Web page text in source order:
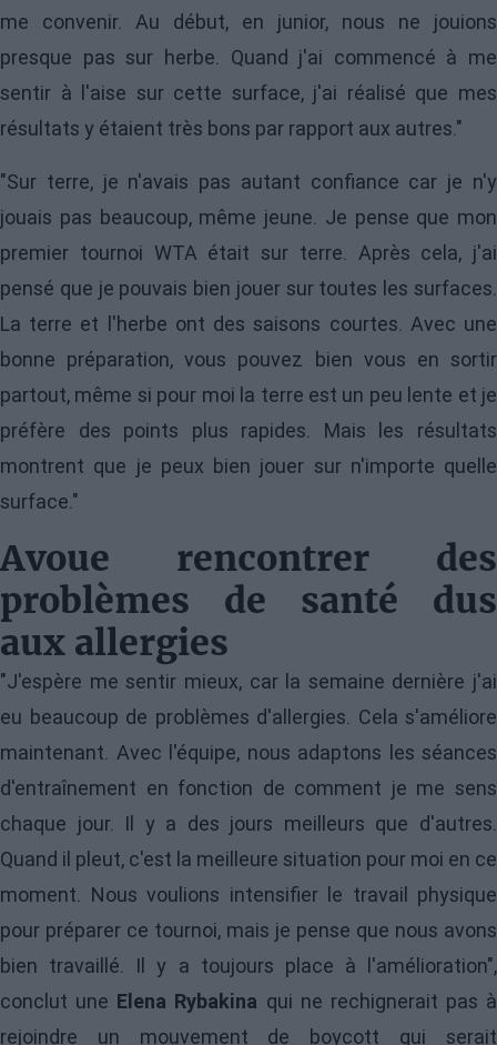
me convenir. Au début, en junior, nous ne jouions
presque pas sur herbe. Quand j'ai commencé à me
sentir à l'aise sur cette surface, j'ai réalisé que mes
résultats y étaient très bons par rapport aux autres."
"Sur terre, je n'avais pas autant confiance car je n'y
jouais pas beaucoup, même jeune. Je pense que mon
premier tournoi WTA était sur terre. Après cela, j'ai
pensé que je pouvais bien jouer sur toutes les surfaces.
La terre et l'herbe ont des saisons courtes. Avec une
bonne préparation, vous pouvez bien vous en sortir
partout, même si pour moi la terre est un peu lente et je
préfère des points plus rapides. Mais les résultats
montrent que je peux bien jouer sur n'importe quelle
surface."
Avoue rencontrer des
problèmes de santé dus
aux allergies
"J'espère me sentir mieux, car la semaine dernière j'ai
eu beaucoup de problèmes d'allergies. Cela s'améliore
maintenant. Avec l'équipe, nous adaptons les séances
d'entraînement en fonction de comment je me sens
chaque jour. Il y a des jours meilleurs que d'autres.
Quand il pleut, c'est la meilleure situation pour moi en ce
moment. Nous voulions intensifier le travail physique
pour préparer ce tournoi, mais je pense que nous avons
bien travaillé. Il y a toujours place à l'amélioration",
conclut une Elena Rybakina qui ne rechignerait pas à
rejoindre un mouvement de boycott qui serait